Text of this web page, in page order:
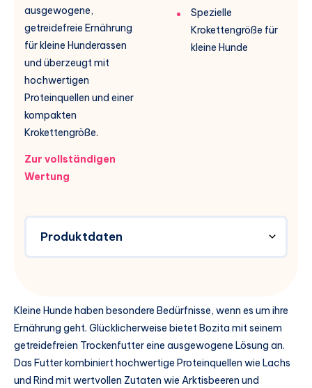
ausgewogene,
getreidefreie Ernährung
für kleine Hunderassen
und überzeugt mit
hochwertigen
Proteinquellen und einer
kompakten
Krokettengröße.
Zur vollständigen
Wertung
Spezielle
Krokettengröße für
kleine Hunde
Produktdaten
Kleine Hunde haben besondere Bedürfnisse, wenn es um ihre
Ernährung geht. Glücklicherweise bietet Bozita mit seinem
getreidefreien Trockenfutter eine ausgewogene Lösung an.
Das Futter kombiniert hochwertige Proteinquellen wie Lachs
und Rind mit wertvollen Zutaten wie Arktisbeeren und